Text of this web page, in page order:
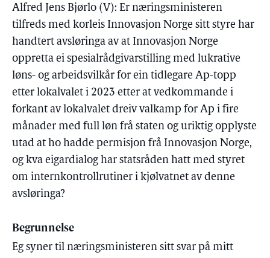
Alfred Jens Bjørlo (V): Er næringsministeren
tilfreds med korleis Innovasjon Norge sitt styre har
handtert avsløringa av at Innovasjon Norge
oppretta ei spesialrådgivarstilling med lukrative
løns- og arbeidsvilkår for ein tidlegare Ap-topp
etter lokalvalet i 2023 etter at vedkommande i
forkant av lokalvalet dreiv valkamp for Ap i fire
månader med full løn frå staten og uriktig opplyste
utad at ho hadde permisjon frå Innovasjon Norge,
og kva eigardialog har statsråden hatt med styret
om internkontrollrutiner i kjølvatnet av denne
avsløringa?
Begrunnelse
Eg syner til næringsministeren sitt svar på mitt